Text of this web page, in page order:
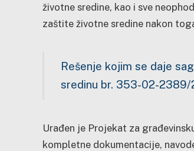
životne sredine, kao i sve
zaštite životne sredine nakon
Rešenje kojim se daje
sredinu br. 353-02-2389/
Urađen je Projekat za
kompletne dokumentacije,